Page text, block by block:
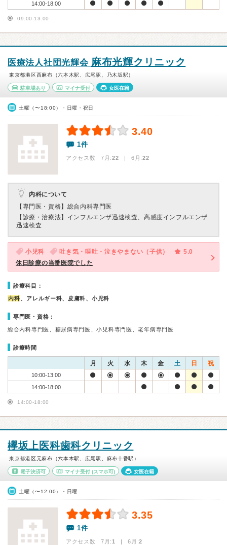
14:00-18:00
09:00-13:00
医療法人社団光輝会 麻布光輝クリニック
東京都港区西麻布（六本木駅、広尾駅、乃木坂駅）
駐車場あり マイナ受付 女医在籍
土曜（〜18:00）・日曜・祝日
3.40
1件
アクセス数 7月:22 | 6月:22
内科について
【専門医・資格】 総合内科専門医
【診療・治療法】 インフルエンザ迅速検査、高感度インフルエンザ
迅速検査
小児科 吐き気・嘔吐・泣きやまない（子供）
5.0
休日診療の当番医院でした
診療科目：
内科、アレルギー科、皮膚科、小児科
専門医・資格：
総合内科専門医、糖尿病専門医、小児科専門医、老年病専門医
診療時間
月 火 水 木 金 土 日 祝
10:00-13:00
14:00-18:00
14:00-18:00
欅坂上医科歯科クリニック
東京都港区元麻布（六本木駅、広尾駅、麻布十番駅）
電子決済可 マイナ受付(スマホ可) 女医在籍
土曜（〜12:00）・日曜
3.35
1件
アクセス数 7月:1 | 6月:2